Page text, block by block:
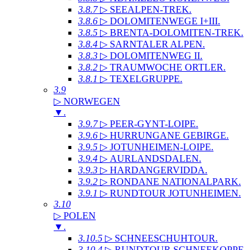
3.8.7▷ SEEALPEN-TREK.
3.8.6 ▷ DOLOMITENWEGE I+III.
3.8.5 ▷ BRENTA-DOLOMITEN-TREK.
3.8.4 ▷ SARNTALER ALPEN.
3.8.3 ▷ DOLOMITENWEG II.
3.8.2 ▷ TRAUMWOCHE ORTLER.
3.8.1 ▷ TEXELGRUPPE.
3.9
▷ NORWEGEN
▼ .
3.9.7▷ PEER-GYNT-LOIPE.
3.9.6 ▷ HURRUNGANE GEBIRGE.
3.9.5 ▷ JOTUNHEIMEN-LOIPE.
3.9.4 ▷ AURLANDSDALEN.
3.9.3 ▷ HARDANGERVIDDA.
3.9.2 ▷ RONDANE NATIONALPARK.
3.9.1 ▷ RUNDTOUR JOTUNHEIMEN.
3.10
▷ POLEN
▼ .
3.10.5 ▷ SCHNEESCHUHTOUR.